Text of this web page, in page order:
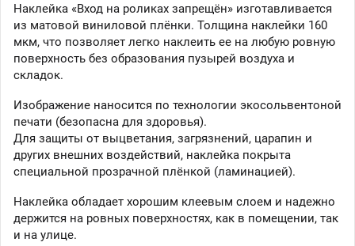
Наклейка «Вход на роликах запрещён» изготавливается
из матовой виниловой плёнки. Толщина наклейки 160
мкм, что позволяет легко наклеить ее на любую ровную
поверхность без образования пузырей воздуха и
складок.
Изображение наносится по технологии экосольвентоной
печати (безопасна для здоровья).
Для защиты от выцветания, загрязнений, царапин и
других внешних воздействий, наклейка покрыта
специальной прозрачной плёнкой (ламинацией).
Наклейка обладает хорошим клеевым слоем и надежно
держится на ровных поверхностях, как в помещении, так
и на улице.